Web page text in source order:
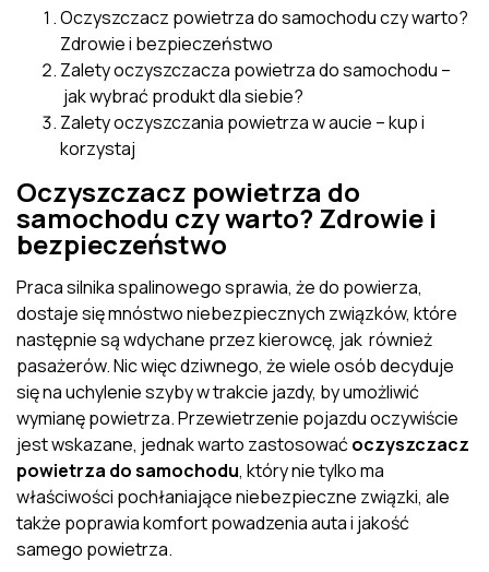
Oczyszczacz powietrza do samochodu czy warto?
Zdrowie i bezpieczeństwo
Zalety oczyszczacza powietrza do samochodu –
jak wybrać produkt dla siebie?
Zalety oczyszczania powietrza w aucie – kup i
korzystaj
Oczyszczacz powietrza do
samochodu czy warto? Zdrowie i
bezpieczeństwo
Praca silnika spalinowego sprawia, że do powierza,
dostaje się mnóstwo niebezpiecznych związków, które
następnie są wdychane przez kierowcę, jak również
pasażerów. Nic więc dziwnego, że wiele osób decyduje
się na uchylenie szyby w trakcie jazdy, by umożliwić
wymianę powietrza. Przewietrzenie pojazdu oczywiście
jest wskazane, jednak warto zastosowaćoczyszczacz
powietrza do samochodu, który nie tylko ma
właściwości pochłaniające niebezpieczne związki, ale
także poprawia komfort powadzenia auta i jakość
samego powietrza.